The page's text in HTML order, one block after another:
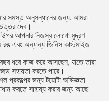
সমস্ত অনুসন্ধানের জন্য, আমরা
উত্তর দেব।
উপর আপনার নিজস্ব লোগো মুদ্রণ
রঙ এবং অন্যান্য জিনিস কাস্টমাইজ
ধরে কাজ করে আসছেন, যাতে তারা
সহায়তা করতে পারে।
প্রকল্পের জন্য টয়োটা অভিজ্ঞতা
করতে সাহায্য করার জন্য আছে